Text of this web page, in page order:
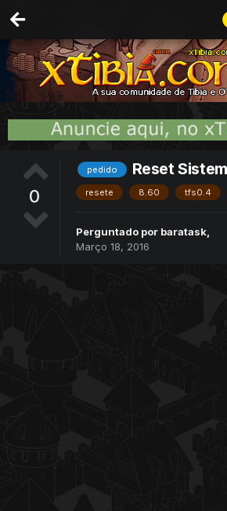
0
pedido Reset
resete 8.60 tfs0.4
Perguntado por baratask
Março 18, 2016